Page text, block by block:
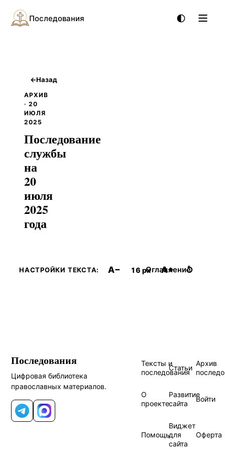
Последования
←Назад
АРХИВ
· 20
ИЮЛЯ
2025
Последование
службы
на
20
июля
2025
года
НАСТРОЙКИ ТЕКСТА: A− 16 px A+ ↺
Оглавление
Последования
Цифровая библиотека
православных материалов.
Telegram
MAX
Тексты и
последования
Статьи
Архив
О
проекте
Развитие
сайта
Войти
Помощь
Виджет
для
сайта
Оферта